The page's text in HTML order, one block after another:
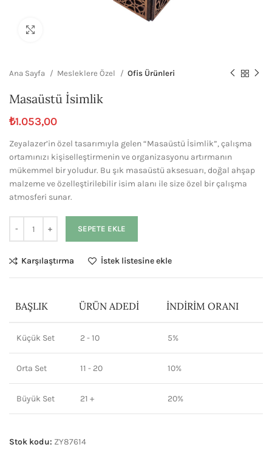
Ana Sayfa Mesleklere Özel Ofis Ürünleri
Masaüstü İsimlik
₺1.053,00
Zeyalazer’in özel tasarımıyla gelen “Masaüstü İsimlik”, çalışma
ortamınızı kişiselleştirmenin ve organizasyonu artırmanın
mükemmel bir yoludur. Bu şık masaüstü aksesuarı, doğal ahşap
malzeme ve özelleştirilebilir isim alanı ile size özel bir çalışma
atmosferi sunar.
SEPETE EKLE
Karşılaştırma İstek listesine ekle
BAŞLIK ÜRÜN ADEDI İNDIRIM ORANI
Küçük Set 2 - 10 5%
Orta Set 11 - 20 10%
Büyük Set 21 + 20%
Stok kodu: ZY87614